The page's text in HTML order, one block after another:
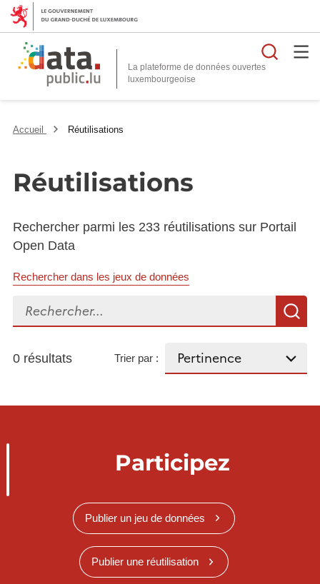
La plateforme de données ouvertes
Accueil Réutilisations
Réutilisations
Rechercher parmi les 233 réutilisations sur Portail
Open Data
Rechercher dans les jeux de données
Rechercher...
0 résultats Trier par :
Participez
Publier un jeu de données
Publier une réutilisation